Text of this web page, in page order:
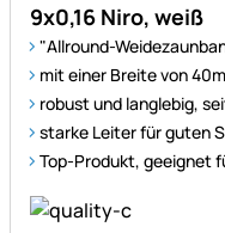
9x0,16 Niro, weiß
"Allround-
mit einer Breite von
robust und langlebig,
starke Leiter für guten
Top-Produkt, geeignet